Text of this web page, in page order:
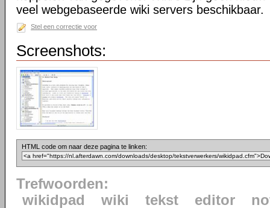
veel webgebaseerde wiki servers beschikbaar.
Stel een correctie voor
Screenshots:
HTML code om naar deze pagina te linken:
Trefwoorden:
wikidpad
wiki tekst editor